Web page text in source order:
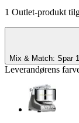
1 Outlet-produkt
Mix & Match: Spar
Leverandørens